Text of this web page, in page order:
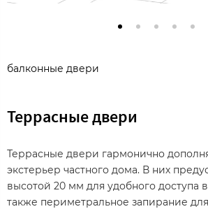
балконные двери
Террасные двери
Террасные двери гармонично
экстерьер частного дома. В них
высотой 20 мм для удобного доступа
также периметральное запирание